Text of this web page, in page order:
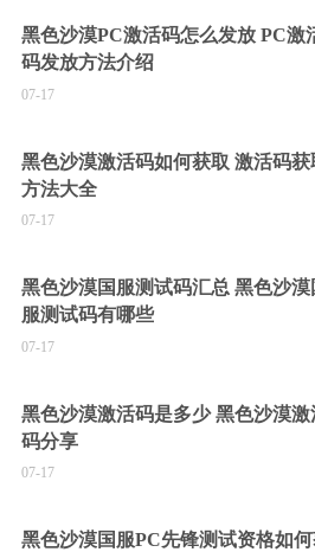
黑色沙漠PC激活码怎么发放 PC激
码发放方法介绍
07-17
黑色沙漠激活码如何获取 激活码获
方法大全
07-17
黑色沙漠国服测试码汇总 黑色沙漠
服测试码有哪些
07-17
黑色沙漠激活码是多少 黑色沙漠激
码分享
07-17
黑色沙漠国服PC先锋测试资格如